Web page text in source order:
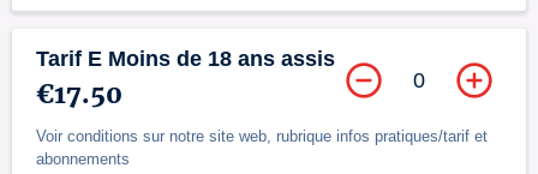
Tarif E Moins de 18 ans assis
€17.50
Voir conditions sur notre site web, rubrique infos pratiques/tarif et
abonnements
0